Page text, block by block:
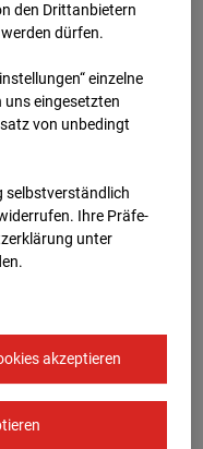
den Drittanbietern
dürfen.
einzelne
uns eingesetzten
von unbedingt
selbstverständlich
Ihre Prä­fe­
unter
akzeptieren